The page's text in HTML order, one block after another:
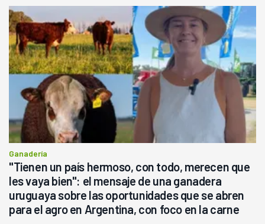
Ganadería
"Tienen un país hermoso, con todo, merecen que
les vaya bien": el mensaje de una ganadera
uruguaya sobre las oportunidades que se abren
para el agro en Argentina, con foco en la carne